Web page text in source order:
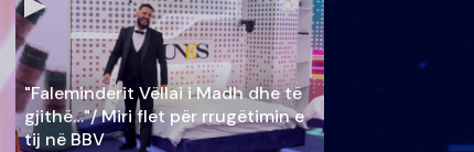
"Faleminderit Vëllai i Madh dhe të
gjithë…"/ Miri flet për rrugëtimin e
tij në BBV